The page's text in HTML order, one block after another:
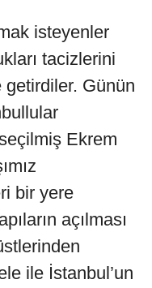
isteyenler
tacizlerini
Günün
Ekrem
bir yere
açılması
ile İstanbul’un